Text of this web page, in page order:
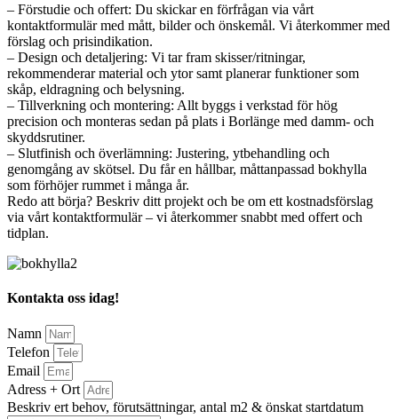
– Förstudie och offert: Du skickar en förfrågan via vårt
kontaktformulär med mått, bilder och önskemål. Vi återkommer med
förslag och prisindikation.
– Design och detaljering: Vi tar fram skisser/ritningar,
rekommenderar material och ytor samt planerar funktioner som
skåp, eldragning och belysning.
– Tillverkning och montering: Allt byggs i verkstad för hög
precision och monteras sedan på plats i Borlänge med damm- och
skyddsrutiner.
– Slutfinish och överlämning: Justering, ytbehandling och
genomgång av skötsel. Du får en hållbar, måttanpassad bokhylla
som förhöjer rummet i många år.
Redo att börja? Beskriv ditt projekt och be om ett kostnadsförslag
via vårt kontaktformulär – vi återkommer snabbt med offert och
tidplan.
Kontakta oss idag!
Namn
Telefon
Email
Adress + Ort
Beskriv ert behov, förutsättningar, antal m2 & önskat startdatum